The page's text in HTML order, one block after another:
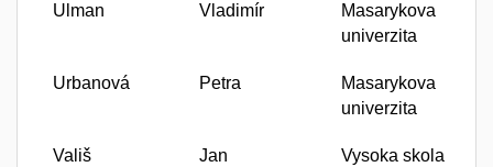
Ulman Vladimír
Masarykova
univerzita
Urbanová Petra
Masarykova
univerzita
Vališ Jan
Vysoka skola